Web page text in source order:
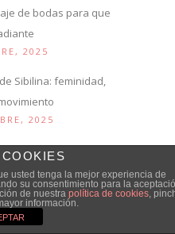
de bodas para que
2025
Sibilina: feminidad,
2025
lentillas? La respuesta
contado
2025
de soltera
usted tenga la mejor experiencia de
su consentimiento para la
de nuestra política de cookies,
información.